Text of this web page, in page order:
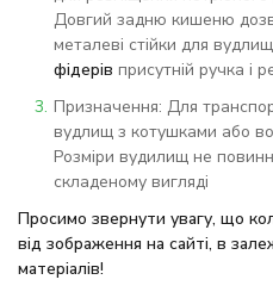
Довгий задню кишеню
металеві стійки для
фідерів присутній ручка і
Призначення: Для
вудлищ з котушками або
Розміри вудилищ не
складеному вигляді
Просимо звернути увагу, що
від зображення на сайті, в
матеріалів!